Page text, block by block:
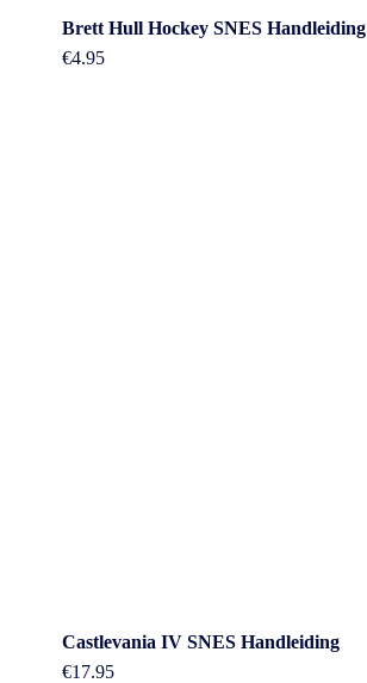
Brett Hull Hockey SNES Handleiding
€4.95
Castlevania IV SNES Handleiding
€17.95